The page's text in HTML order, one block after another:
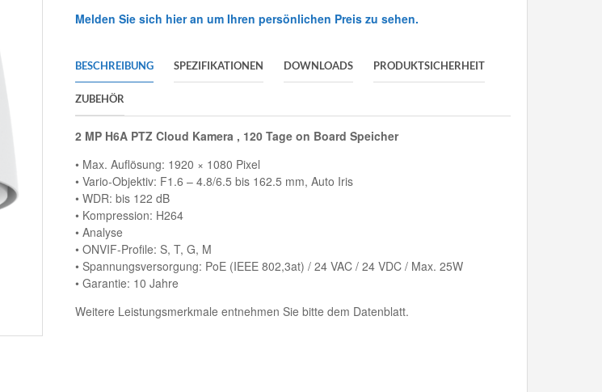
Melden Sie sich hier an um Ihren persönlichen Preis zu sehen.
BESCHREIBUNG SPEZIFIKATIONEN DOWNLOADS PRODUKTSICHERHEIT
ZUBEHÖR
2 MP H6A PTZ Cloud Kamera , 120 Tage on Board Speicher
• Max. Auflösung: 1920 × 1080 Pixel
• Vario-Objektiv: F1.6 – 4.8/6.5 bis 162.5 mm, Auto Iris
• WDR: bis 122 dB
• Kompression: H264
• Analyse
• ONVIF-Profile: S, T, G, M
• Spannungsversorgung: PoE (IEEE 802,3at) / 24 VAC / 24 VDC / Max. 25W
• Garantie: 10 Jahre
Weitere Leistungsmerkmale entnehmen Sie bitte dem Datenblatt.